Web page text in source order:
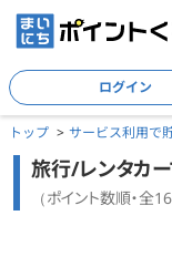
ログイン
トップ サービス利用で
旅行/レンタカ
（ポイント数順・全16